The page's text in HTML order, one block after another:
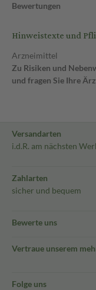
Bewertungen
Hinweistexte und
Arzneimittel
Zu Risiken und
und fragen Sie Ihre
Versandarten
i.d.R. am nächsten
Zahlarten
sicher und bequem
Bewerte uns
Vertraue unserem
Folge uns